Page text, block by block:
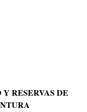
RESERVAS DE